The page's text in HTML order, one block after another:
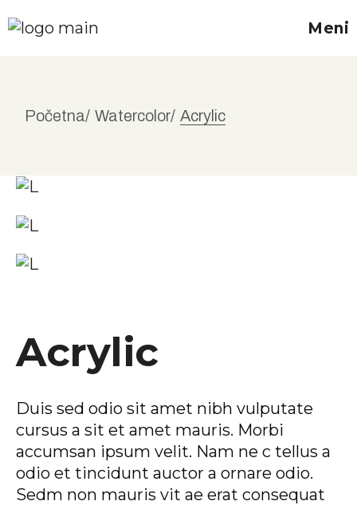
Meni
Početna Watercolor Acrylic
Acrylic
Duis sed odio sit amet nibh vulputate
cursus a sit et amet mauris. Morbi
accumsan ipsum velit. Nam ne c tellus a
odio et tincidunt auctor a ornare odio.
Sedm non mauris vit ae erat consequat